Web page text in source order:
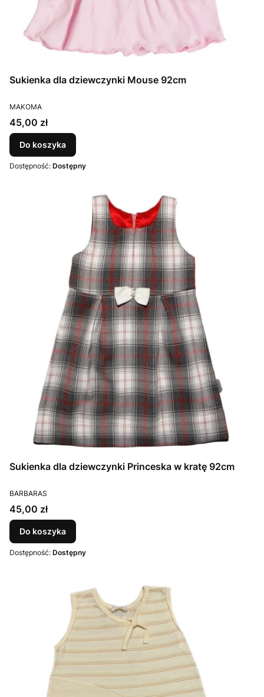
Sukienka dla dziewczynki Mouse 92cm
PRODUCENT
MAKOMA
Cena
45,00 zł
Do koszyka
Dostępność: Dostępny
Sukienka dla dziewczynki Princeska w kratę 92cm
PRODUCENT
BARBARAS
Cena
45,00 zł
Do koszyka
Dostępność: Dostępny